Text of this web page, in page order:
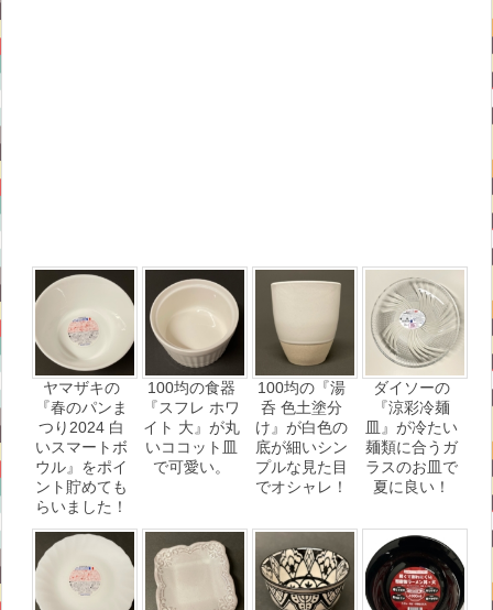
ヤマザキの
『春のパンま
つり2024 白
いスマートボ
ウル』をポイ
ント貯めても
らいました！
100均の食器
『スフレ ホワ
イト 大』が丸
いココット皿
で可愛い。
100均の『湯
呑 色土塗分
け』が白色の
底が細いシン
プルな見た目
でオシャレ！
ダイソーの
『涼彩冷麺
皿』が冷たい
麺類に合うガ
ラスのお皿で
夏に良い！